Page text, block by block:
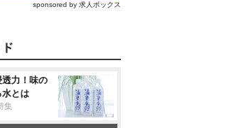
sponsored by 求人ボックス
力！味の
水とは
集